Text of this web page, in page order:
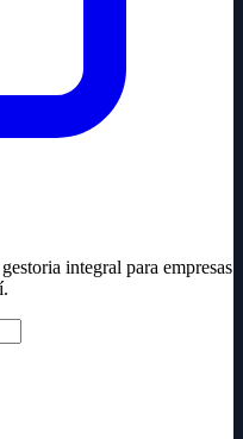
integral para empresas